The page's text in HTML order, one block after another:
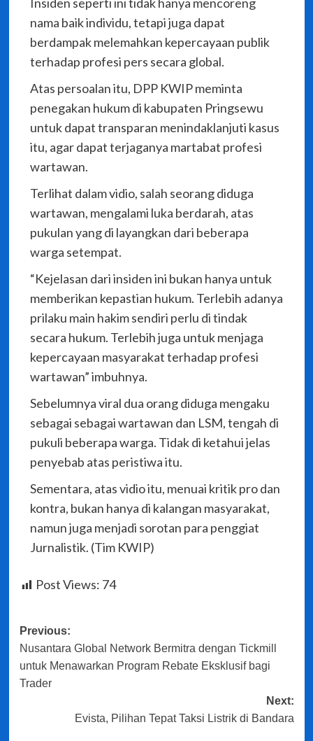
Insiden seperti ini tidak hanya mencoreng
nama baik individu, tetapi juga dapat
berdampak melemahkan kepercayaan publik
terhadap profesi pers secara global.
Atas persoalan itu, DPP KWIP meminta
penegakan hukum di kabupaten Pringsewu
untuk dapat transparan menindaklanjuti kasus
itu, agar dapat terjaganya martabat profesi
wartawan.
Terlihat dalam vidio, salah seorang diduga
wartawan, mengalami luka berdarah, atas
pukulan yang di layangkan dari beberapa
warga setempat.
“Kejelasan dari insiden ini bukan hanya untuk
memberikan kepastian hukum. Terlebih adanya
prilaku main hakim sendiri perlu di tindak
secara hukum. Terlebih juga untuk menjaga
kepercayaan masyarakat terhadap profesi
wartawan” imbuhnya.
Sebelumnya viral dua orang diduga mengaku
sebagai sebagai wartawan dan LSM, tengah di
pukuli beberapa warga. Tidak di ketahui jelas
penyebab atas peristiwa itu.
Sementara, atas vidio itu, menuai kritik pro dan
kontra, bukan hanya di kalangan masyarakat,
namun juga menjadi sorotan para penggiat
Jurnalistik. (Tim KWIP)
Post Views: 74
Post
navigation
Previous:
Nusantara Global Network Bermitra dengan Tickmill
untuk Menawarkan Program Rebate Eksklusif bagi
Trader
Next:
Evista, Pilihan Tepat Taksi Listrik di Bandara